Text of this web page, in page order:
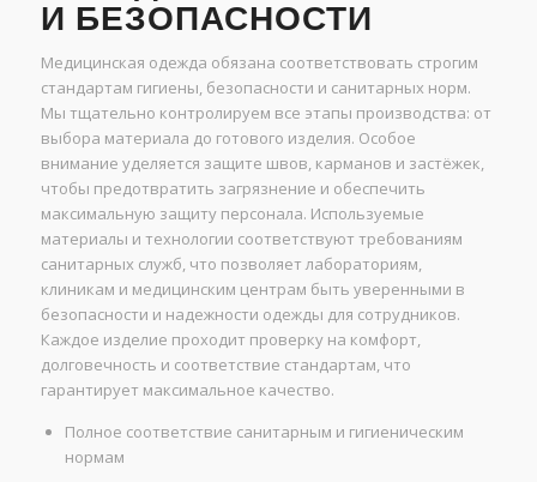
И БЕЗОПАСНОСТИ
Медицинская одежда обязана соответствовать строгим
стандартам гигиены, безопасности и санитарных норм.
Мы тщательно контролируем все этапы производства: от
выбора материала до готового изделия. Особое
внимание уделяется защите швов, карманов и застёжек,
чтобы предотвратить загрязнение и обеспечить
максимальную защиту персонала. Используемые
материалы и технологии соответствуют требованиям
санитарных служб, что позволяет лабораториям,
клиникам и медицинским центрам быть уверенными в
безопасности и надежности одежды для сотрудников.
Каждое изделие проходит проверку на комфорт,
долговечность и соответствие стандартам, что
гарантирует максимальное качество.
Полное соответствие санитарным и гигиеническим
нормам